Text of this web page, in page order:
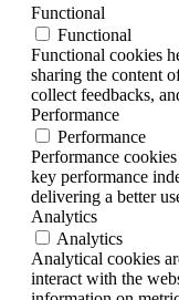
Functional
Functional
Functional cookies
sharing the content
collect feedbacks,
Performance
Performance
Performance
key performance
delivering a better
Analytics
Analytics
Analytical cookies
interact with the